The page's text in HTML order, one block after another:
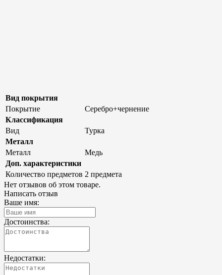
Вид покрытия
Покрытие
Серебро+чернение
Классификация
Вид
Турка
Металл
Металл
Медь
Доп. характеристики
Количество предметов 2 предмета
Нет отзывов об этом товаре.
Написать отзыв
Ваше имя:
Достоинства:
Недостатки: